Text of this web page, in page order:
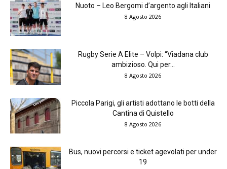
Nuoto – Leo Bergomi d’argento agli Italiani
8 Agosto 2026
Rugby Serie A Elite – Volpi: “Viadana club
ambizioso. Qui per...
8 Agosto 2026
Piccola Parigi, gli artisti adottano le botti della
Cantina di Quistello
8 Agosto 2026
Bus, nuovi percorsi e ticket agevolati per under
19